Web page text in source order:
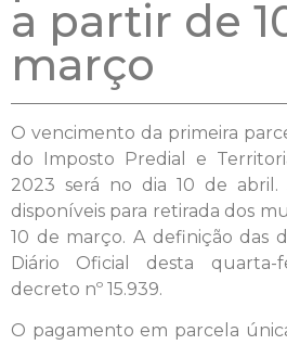
a partir de
março
O vencimento da primeira
do Imposto Predial e
2023 será no dia 10 de abril.
disponíveis para retirada dos
10 de março. A definição das
Diário Oficial desta quarta-
decreto nº 15.939.
O pagamento em parcela